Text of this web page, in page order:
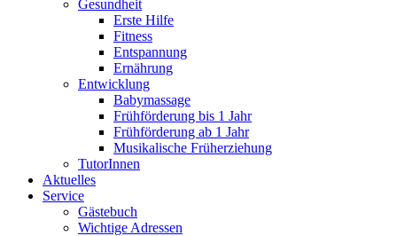
Gesundheit
Erste Hilfe
Fitness
Entspannung
Ernährung
Entwicklung
Babymassage
Frühförderung bis 1 Jahr
Frühförderung ab 1 Jahr
Musikalische Früherziehung
TutorInnen
Aktuelles
Service
Gästebuch
Wichtige Adressen